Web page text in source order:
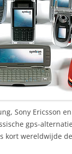
Sony Ericsson
gps-
kort wereldwijde